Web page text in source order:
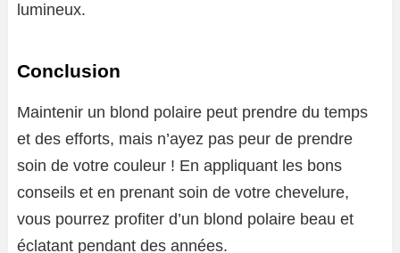
lumineux.
Conclusion
Maintenir un blond polaire peut prendre du temps
et des efforts, mais n’ayez pas peur de prendre
soin de votre couleur ! En appliquant les bons
conseils et en prenant soin de votre chevelure,
vous pourrez profiter d’un blond polaire beau et
éclatant pendant des années.